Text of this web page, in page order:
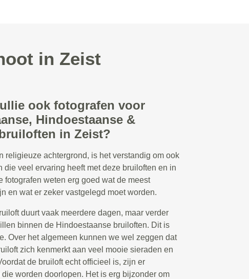
in Zeist
ook fotografen voor
Hindoestaanse &
in Zeist?
religieuze achtergrond, is het verstandig om ook
die veel ervaring heeft met deze bruiloften en in
fotografen weten erg goed wat de meest
en wat er zeker vastgelegd moet worden.
duurt vaak meerdere dagen, maar verder
binnen de Hindoestaanse bruiloften. Dit is
Over het algemeen kunnen we wel zeggen dat
zich kenmerkt aan veel mooie sieraden en
de bruiloft echt officieel is, zijn er
worden doorlopen. Het is erg bijzonder om